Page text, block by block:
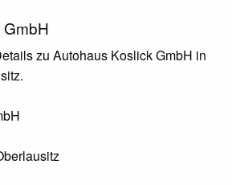
zu Autohaus Koslick GmbH in